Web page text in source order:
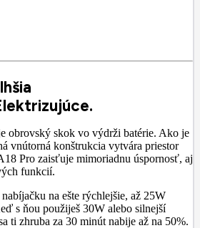
obrovský skok vo výdrži batérie. Ako je
vnútorná konštrukcia vytvára priestor
Pro zaisťuje mimoriadnu úspornosť, aj
funkcií.
na ešte rýchlejšie, až 25W
s ňou použiješ 30W alebo silnejší
ti zhruba za 30 minút nabije až na 50%.